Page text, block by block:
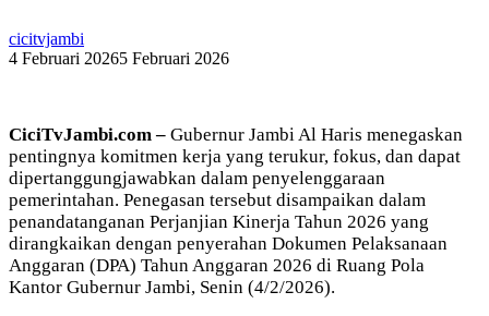
cicitvjambi
4 Februari 20265 Februari 2026
CiciTvJambi.com – Gubernur Jambi Al Haris menegaskan
pentingnya komitmen kerja yang terukur, fokus, dan dapat
dipertanggungjawabkan dalam penyelenggaraan
pemerintahan. Penegasan tersebut disampaikan dalam
penandatanganan Perjanjian Kinerja Tahun 2026 yang
dirangkaikan dengan penyerahan Dokumen Pelaksanaan
Anggaran (DPA) Tahun Anggaran 2026 di Ruang Pola
Kantor Gubernur Jambi, Senin (4/2/2026).